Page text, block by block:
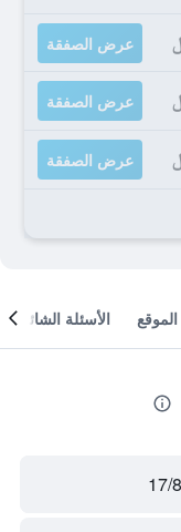
عرض الصفقة
عرض الصفقة
عرض الصفقة
الموقع الأسئلة الشائعة